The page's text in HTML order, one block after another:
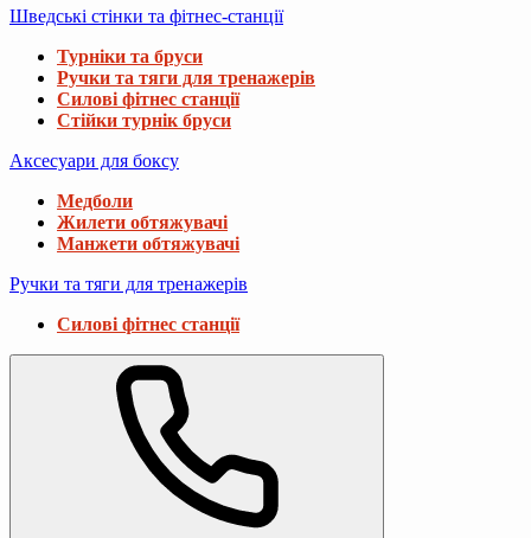
Шведські стінки та фітнес-станції
Турніки та бруси
Ручки та тяги для тренажерів
Силові фітнес станції
Стійки турнік бруси
Аксесуари для боксу
Медболи
Жилети обтяжувачі
Манжети обтяжувачі
Ручки та тяги для тренажерів
Силові фітнес станції